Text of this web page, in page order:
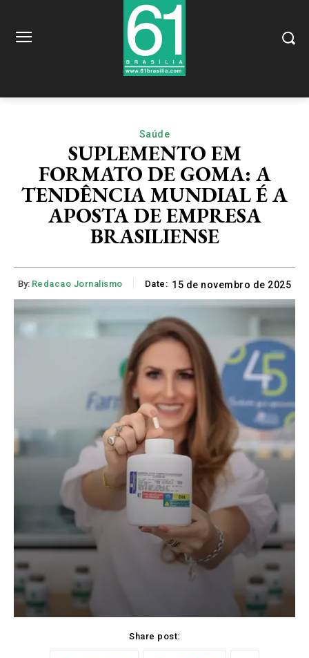
Saúde
SUPLEMENTO EM
FORMATO DE GOMA: A
TENDÊNCIA MUNDIAL É A
APOSTA DE EMPRESA
BRASILIENSE
By: Redacao Jornalismo Date: 15 de novembro de 2025
Share post: